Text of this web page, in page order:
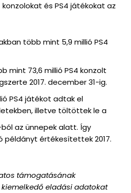
és PS4 játékokat az
több mint 5,9 millió PS4
mint 73,6 millió PS4 konzolt
2017. december 31-ig.
PS4 játékot adtak el
illetve töltöttek le a
az ünnepek alatt. Így
példányt értékesítettek 2017.
támogatásának
eladási adatokat